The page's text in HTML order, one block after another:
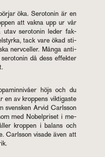
öka. Se­ro­to­nin är en
att vakna upp ur vår
utav se­ro­to­nin leder fak­
tack vare ökad sti­
nerv­cel­ler. Många an­ti­
då dess ef­fek­ter
höjs och du
en av krop­pens vik­ti­gas­te
svens­ken Arvid Carls­son
med No­bel­pri­set i me­
krop­pen i ba­lans och
Carls­son vi­sa­de även att